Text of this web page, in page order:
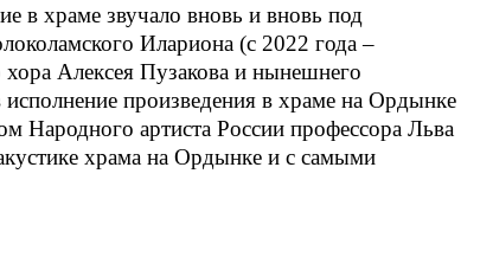
в храме звучало вновь и вновь под
Илариона (с 2022 года –
Алексея Пузакова и нынешнего
произведения в храме на Ордынке
Народного артиста России профессора Льва
храма на Ордынке и с самыми